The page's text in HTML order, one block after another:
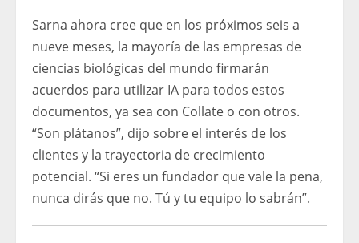
Sarna ahora cree que en los próximos seis a
nueve meses, la mayoría de las empresas de
ciencias biológicas del mundo firmarán
acuerdos para utilizar IA para todos estos
documentos, ya sea con Collate o con otros.
“Son plátanos”, dijo sobre el interés de los
clientes y la trayectoria de crecimiento
potencial. “Si eres un fundador que vale la pena,
nunca dirás que no. Tú y tu equipo lo sabrán”.